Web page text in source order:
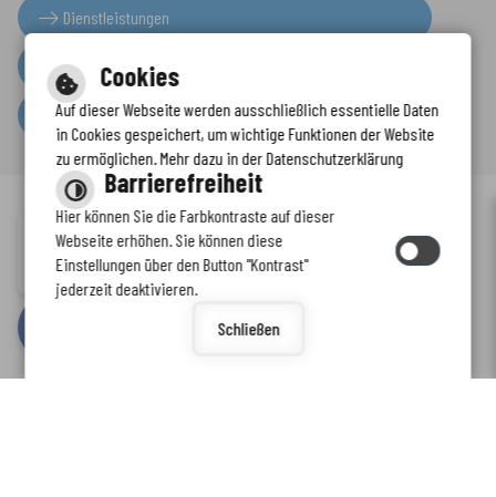
Dienstleistungen
Presseinformationen
Serviceportal
Inhalt-Impressum-Datenschutzerklärung Kontaktformular -
Barrierefreiheit
bycm citymedia GmbH
Immer auf dem neuesten Stand
www.enkreis.de möchte Ihnen Benachrichtigungen senden
Cookies
Auf dieser Webseite werden ausschließlich essentielle Daten
in Cookies gespeichert, um wichtige Funktionen der Website
zu ermöglichen. Mehr dazu in der Datenschutzerklärung
Barrierefreiheit
Hier können Sie die Farbkontraste auf dieser
Webseite erhöhen. Sie können diese
Einstellungen über den Button "Kontrast"
jederzeit deaktivieren.
Schließen